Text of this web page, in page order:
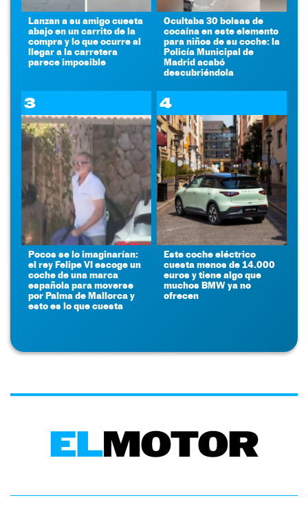
Lanzan a su amigo cuesta
abajo en un carrito de la
compra y lo que ocurre al
llegar a la carretera
parece imposible
Ocultaba 30 bolsas de
cocaína en este elemento
para niños de su coche: la
Policía Municipal de
Madrid acabó
descubriéndola
3
Pocos se lo imaginarían:
el rey Felipe VI escoge un
coche de una marca
española para moverse
por Palma de Mallorca y
esto es lo que cuesta
4
Este coche eléctrico
cuesta menos de 14.000
euros y tiene algo que
muchos BMW ya no
ofrecen